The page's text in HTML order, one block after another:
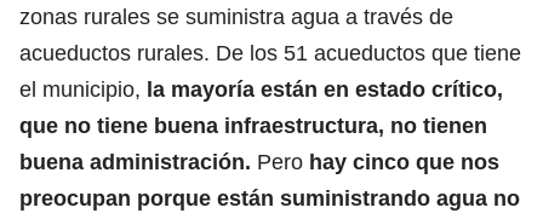
zonas rurales se suministra agua a través de
acueductos rurales. De los 51 acueductos que tiene
el municipio, la mayoría están en estado crítico,
que no tiene buena infraestructura, no tienen
buena administración. Pero hay cinco que nos
preocupan porque están suministrando agua no